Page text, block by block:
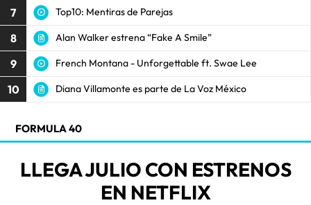
7 Top10: Mentiras de Parejas
8 Alan Walker estrena “Fake A Smile”
9 French Montana - Unforgettable ft. Swae Lee
10 Diana Villamonte es parte de La Voz México
FORMULA 40
LLEGA JULIO CON ESTRENOS
EN NETFLIX